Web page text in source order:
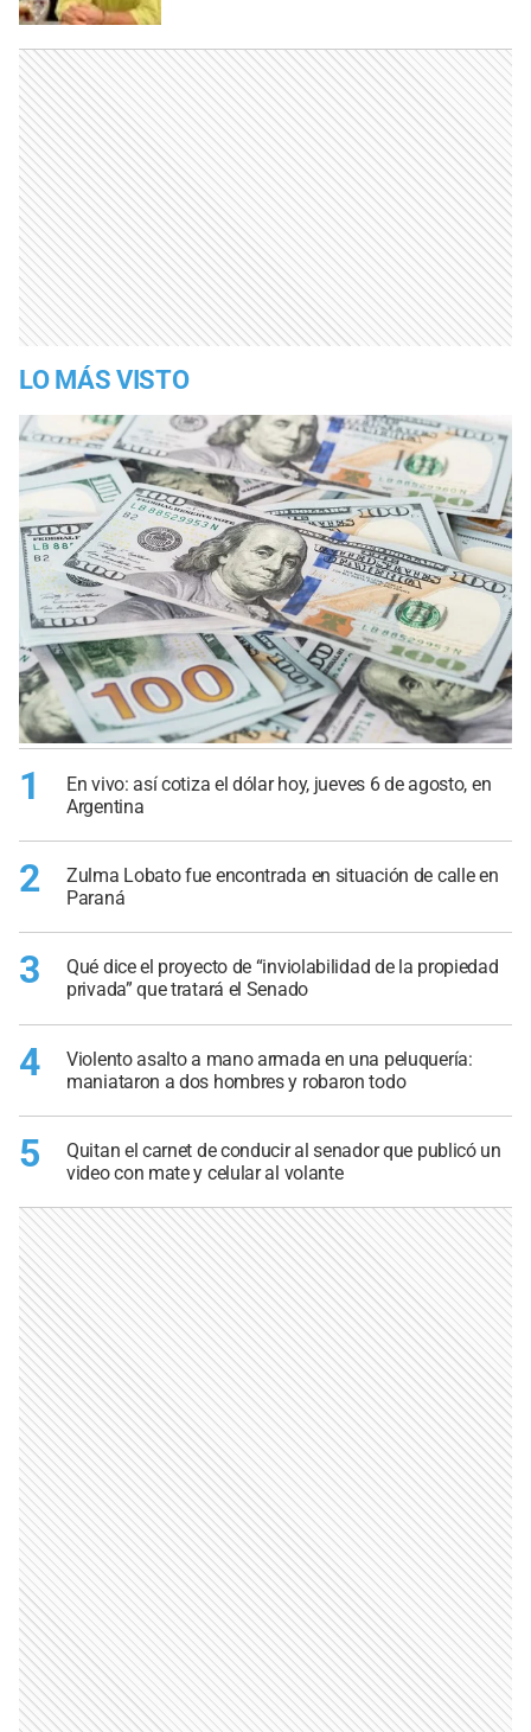
LO MÁS VISTO
1
En vivo: así cotiza el dólar hoy, jueves 6 de agosto, en
Argentina
2
Zulma Lobato fue encontrada en situación de calle en
Paraná
3
Qué dice el proyecto de “inviolabilidad de la propiedad
privada” que tratará el Senado
4
Violento asalto a mano armada en una peluquería:
maniataron a dos hombres y robaron todo
5
Quitan el carnet de conducir al senador que publicó un
video con mate y celular al volante